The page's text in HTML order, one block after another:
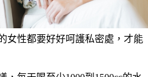
女性都要好好呵護私密處，才能